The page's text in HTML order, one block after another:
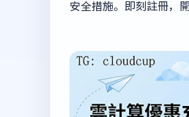
安全措施。即刻註冊，